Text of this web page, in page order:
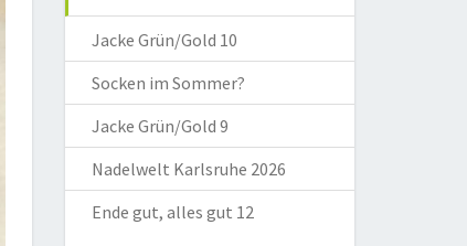
Jacke Grün/Gold 10
Socken im Sommer?
Jacke Grün/Gold 9
Nadelwelt Karlsruhe 2026
Ende gut, alles gut 12